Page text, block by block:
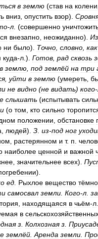
в землю (став на колени
вниз опустить взор).
-л (совершенно
внезапно неожиданно). Из
ни было). Точно словно как
куда-л .). Готов рад сквозь
в землю под землёй на три
, уйти в землю (умереть
не видно (не видать) кого-
слышать (испытывать
(о том кто сильно
положении обстановке
людей). З из-под ног
растерянном и т. п
наиболее ценной и важной
значительнее всех).
).
ед Рыхлое вещество тёмно
самосвал земли Кого-л
находящаяся в чьём-л
в
з Колхозная з
землёй Аренда земли